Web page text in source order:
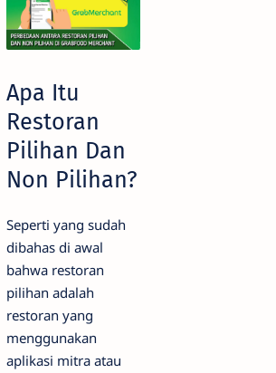
Apa Itu
Restoran
Pilihan Dan
Non Pilihan?
Seperti yang sudah
dibahas di awal
bahwa restoran
pilihan adalah
restoran yang
menggunakan
aplikasi mitra atau